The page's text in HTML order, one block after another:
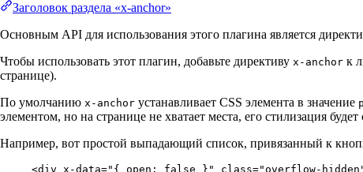
Заголовок раздела «x-anchor»
Основным API для использования этого плагина является
Чтобы использовать этот плагин, добавьте директиву x-anchor к
странице).
По умолчанию x-anchor устанавливает CSS элемента в значение
элементом, но на странице не хватает места, его стилизация
Например, вот простой выпадающий список, привязанный к
<div x-data=" { open: false } " class="overflow-hidden